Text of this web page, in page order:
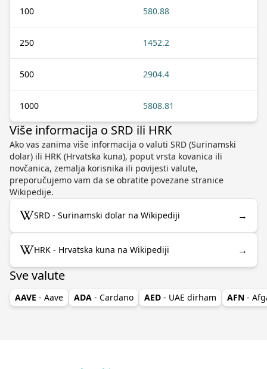
100 580.88
250 1452.2
500 2904.4
1000 5808.81
Više informacija o SRD ili HRK
Ako vas zanima više informacija o valuti SRD (Surinamski
dolar) ili HRK (Hrvatska kuna), poput vrsta kovanica ili
novčanica, zemalja korisnika ili povijesti valute,
preporučujemo vam da se obratite povezane stranice
Wikipedije.
SRD - Surinamski dolar na Wikipediji →
HRK - Hrvatska kuna na Wikipediji →
Sve valute
AAVE - Aave ADA - Cardano AED - UAE dirham AFN -